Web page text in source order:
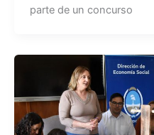
parte de un concurso